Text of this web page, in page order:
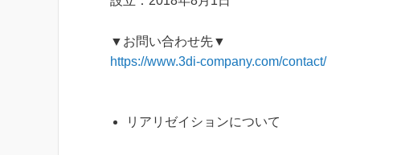
▼お問い合わせ先▼
https://www.3di-company.com/contact/
リアリゼイションについて